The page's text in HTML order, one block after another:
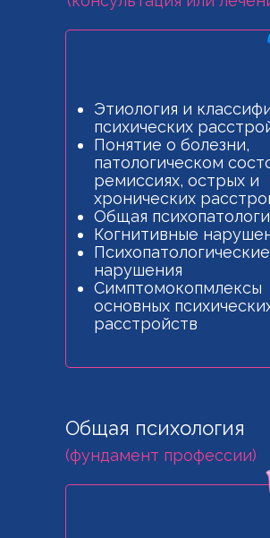
Этиология и
психических
Понятие о болезни,
патологическом
ремиссиях, острых и
хронических
Общая
Когнитивные
Психопатологические
нарушения
Симптомокопмлексы
основных
расстройств
Общая психология
(фундамент профессии)